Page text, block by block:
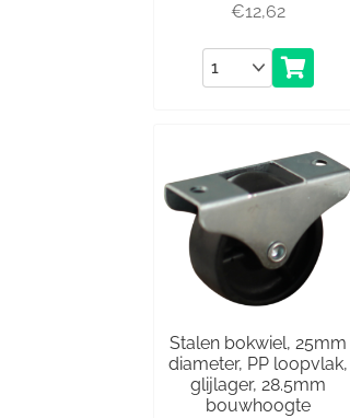
€12,62
Aantal
Stalen bokwiel, 25mm
diameter, PP loopvlak,
glijlager, 28.5mm
bouwhoogte